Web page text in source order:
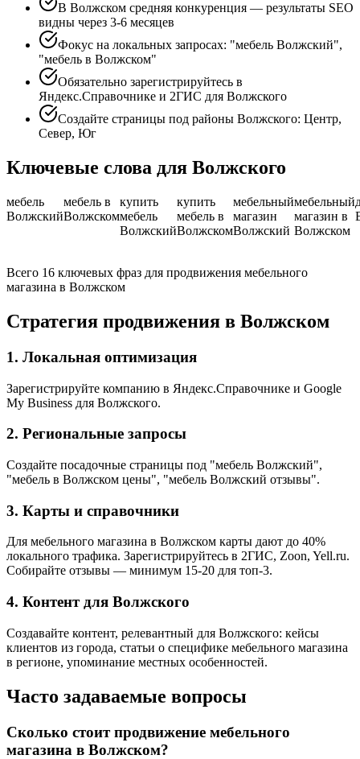
В Волжском средняя конкуренция — результаты SEO
видны через 3-6 месяцев
Фокус на локальных запросах: "мебель Волжский",
"мебель в Волжском"
Обязательно зарегистрируйтесь в
Яндекс.Справочнике и 2ГИС для Волжского
Создайте страницы под районы Волжского: Центр,
Север, Юг
Ключевые слова для Волжского
мебель
Волжский
мебель в
Волжском
купить
мебель
Волжский
купить
мебель в
Волжском
мебельный
магазин
Волжский
мебельный
магазин в
Волжском
Всего 16 ключевых фраз для продвижения мебельного
магазина в Волжском
Стратегия продвижения в Волжском
1. Локальная оптимизация
Зарегистрируйте компанию в Яндекс.Справочнике и Google
My Business для Волжского.
2. Региональные запросы
Создайте посадочные страницы под "мебель Волжский",
"мебель в Волжском цены", "мебель Волжский отзывы".
3. Карты и справочники
Для мебельного магазина в Волжском карты дают до 40%
локального трафика. Зарегистрируйтесь в 2ГИС, Zoon, Yell.ru.
Собирайте отзывы — минимум 15-20 для топ-3.
4. Контент для Волжского
Создавайте контент, релевантный для Волжского: кейсы
клиентов из города, статьи о специфике мебельного магазина
в регионе, упоминание местных особенностей.
Часто задаваемые вопросы
Сколько стоит продвижение мебельного
магазина в Волжском?